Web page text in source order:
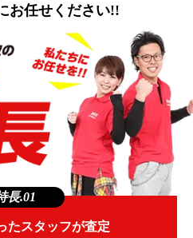
お任せください!!
長.01
たスタッフが査定